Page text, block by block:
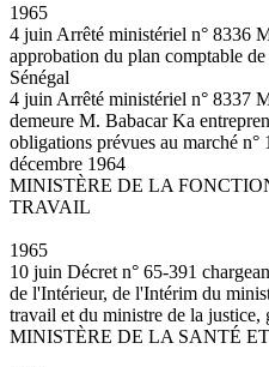
1965
4 juin Arrêté ministériel n° 8336
approbation du plan comptable
Sénégal
4 juin Arrêté ministériel n° 8337
demeure M. Babacar Ka
obligations prévues au marché
décembre 1964
MINISTÈRE DE LA
TRAVAIL
1965
10 juin Décret n° 65-391
de l'Intérieur, de l'Intérim du
travail et du ministre de la justice,
MINISTÈRE DE LA SANTÉ